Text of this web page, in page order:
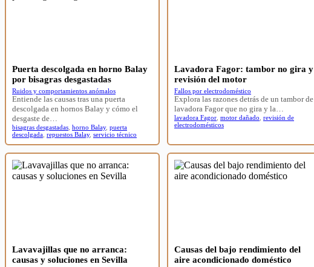
Puerta descolgada en horno Balay
por bisagras desgastadas
Ruidos y comportamientos anómalos
Entiende las causas tras una puerta
descolgada en hornos Balay y cómo el
desgaste de…
bisagras desgastadas horno Balay, puerta
descolgada repuestos Balay, servicio técnico
Lavadora Fagor: tambor no gira y
revisión del motor
Fallos por electrodoméstico
Explora las razones detrás de un tambor de
lavadora Fagor que no gira y la…
lavadora Fagor motor dañado revisión de
electrodomésticos
Lavavajillas que no arranca:
causas y soluciones en Sevilla
Causas del bajo rendimiento del
aire acondicionado doméstico